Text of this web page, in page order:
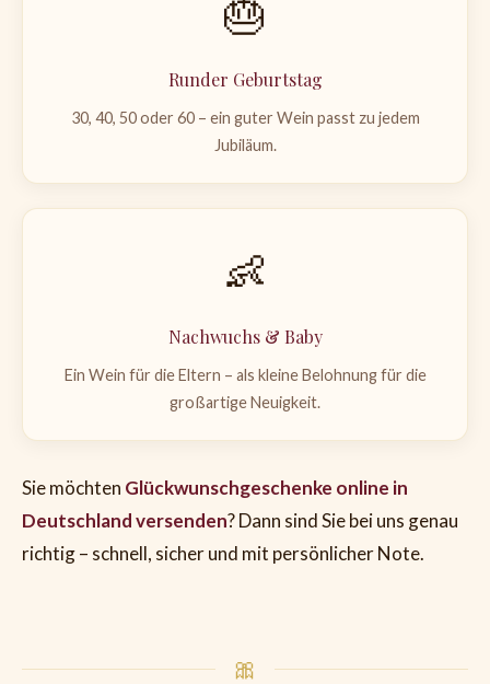
🎂
Runder Geburtstag
30, 40, 50 oder 60 – ein guter Wein passt zu jedem
Jubiläum.
👶
Nachwuchs & Baby
Ein Wein für die Eltern – als kleine Belohnung für die
großartige Neuigkeit.
Sie möchten Glückwunschgeschenke online in
Deutschland versenden? Dann sind Sie bei uns genau
richtig – schnell, sicher und mit persönlicher Note.
🎀